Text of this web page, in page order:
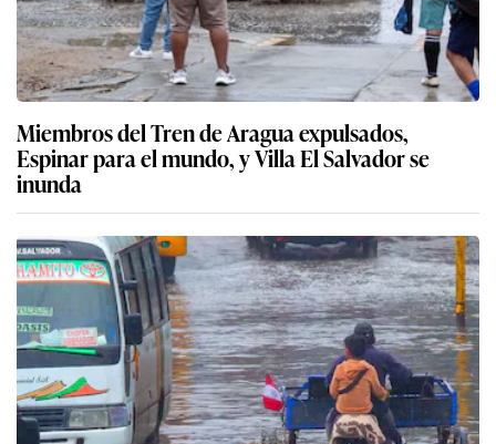
Miembros del Tren de Aragua expulsados,
Espinar para el mundo, y Villa El Salvador se
inunda